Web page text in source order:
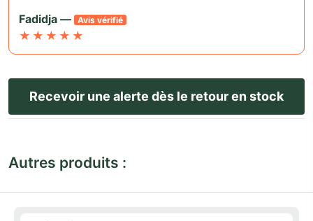
Fadidja — Avis vérifié
★ ★ ★ ★ ★
Autres produits :